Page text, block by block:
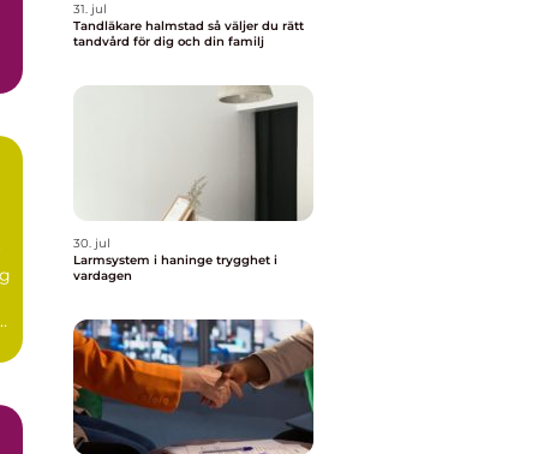
31. jul
Tandläkare halmstad så väljer du rätt
tandvård för dig och din familj
30. jul
Larmsystem i haninge trygghet i
vardagen